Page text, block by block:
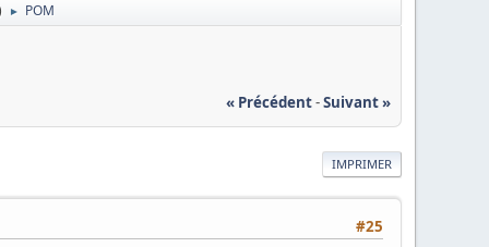
► POM
« Précédent-Suivant »
IMPRIMER
#25